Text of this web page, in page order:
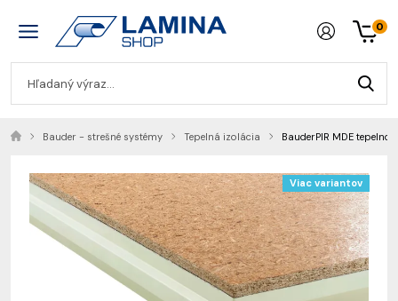
0
Bauder - strešné systémy Tepelná izolácia BauderPIR MDE
Viac variantov